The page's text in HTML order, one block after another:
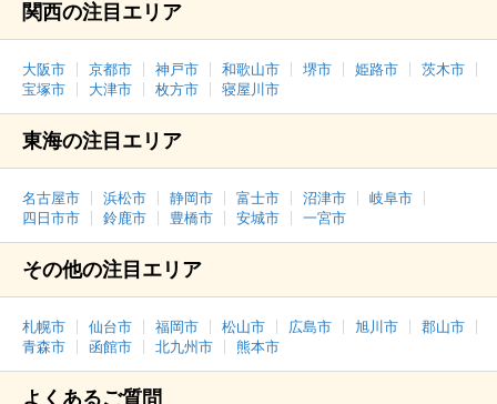
関西の注目エリア
大阪市 京都市 神戸市 和歌山市 堺市 姫路市
茨木市
宝塚市
大津市 枚方市 寝屋川市
東海の注目エリア
名古屋市 浜松市 静岡市 富士市 沼津市
岐阜市
四日市市
鈴鹿市 豊橋市 安城市 一宮市
その他の注目エリア
札幌市 仙台市 福岡市 松山市 広島市 旭川市
郡山市
青森市
函館市 北九州市 熊本市
よくあるご質問